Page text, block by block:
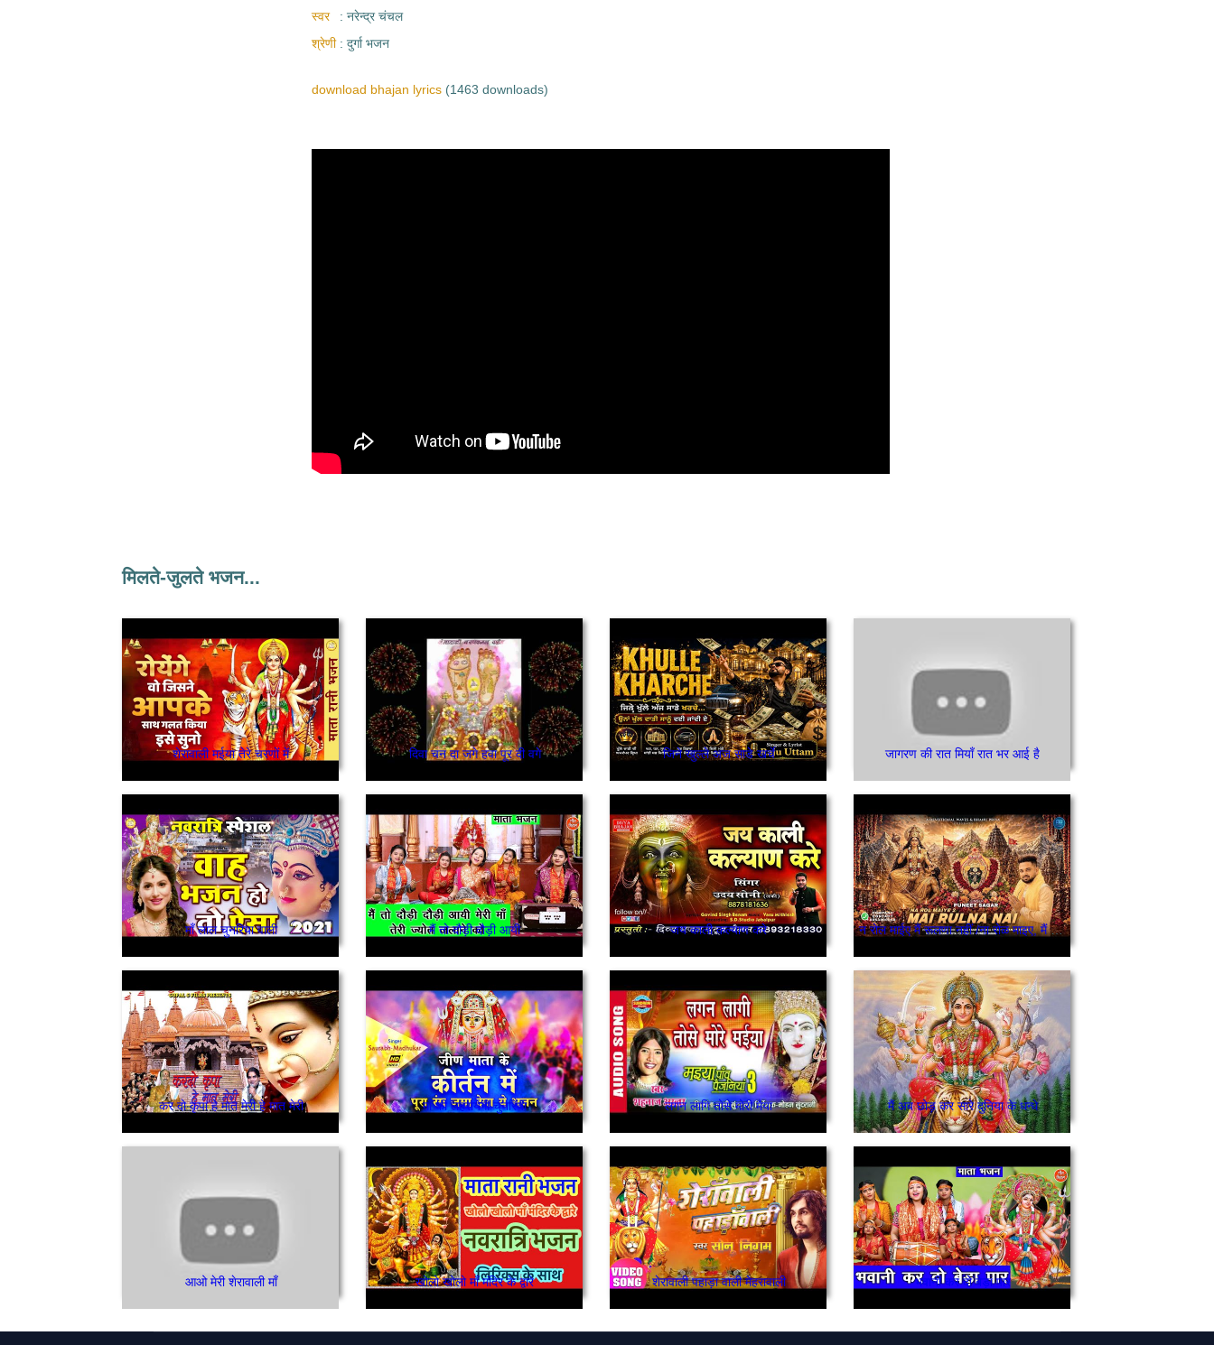
स्वर
नरेन्द्र चंचल
श्रेणी
दुर्गा भजन
download bhajan lyrics (1463 downloads)
मिलते-जुलते भजन...
शेरावाली मईया तेरे चरणों में दिवा चन दा जगे हवा पूर दी वगे जिने खुल्ले अज साडे खर्चे जागरण की रात मियाँ रात भर आई है
माँ लाल चुनरिया वाली मैं तो दौड़ी दौड़ी आयी जय काली कल्याण करे न रोल माईए मैं रूलणा नहीं /ना रोळ माइए, मैं रुल्लणा नहीं,
कर दो कृपा हे मात मेरी हे मात मेरी माँ की लहरायेगी चुनरिया लगन लागि तोसे मोरी मैया मैं अब छोड़ कर सारे दुनिया के धन्धे
आओ मेरी शेरावाली माँ खोलो खोलो माँ मंदिर के द्वारे शेरावाली पहाड़ा वाली मेहरावाली भवानी कर दो बेड़ा पार